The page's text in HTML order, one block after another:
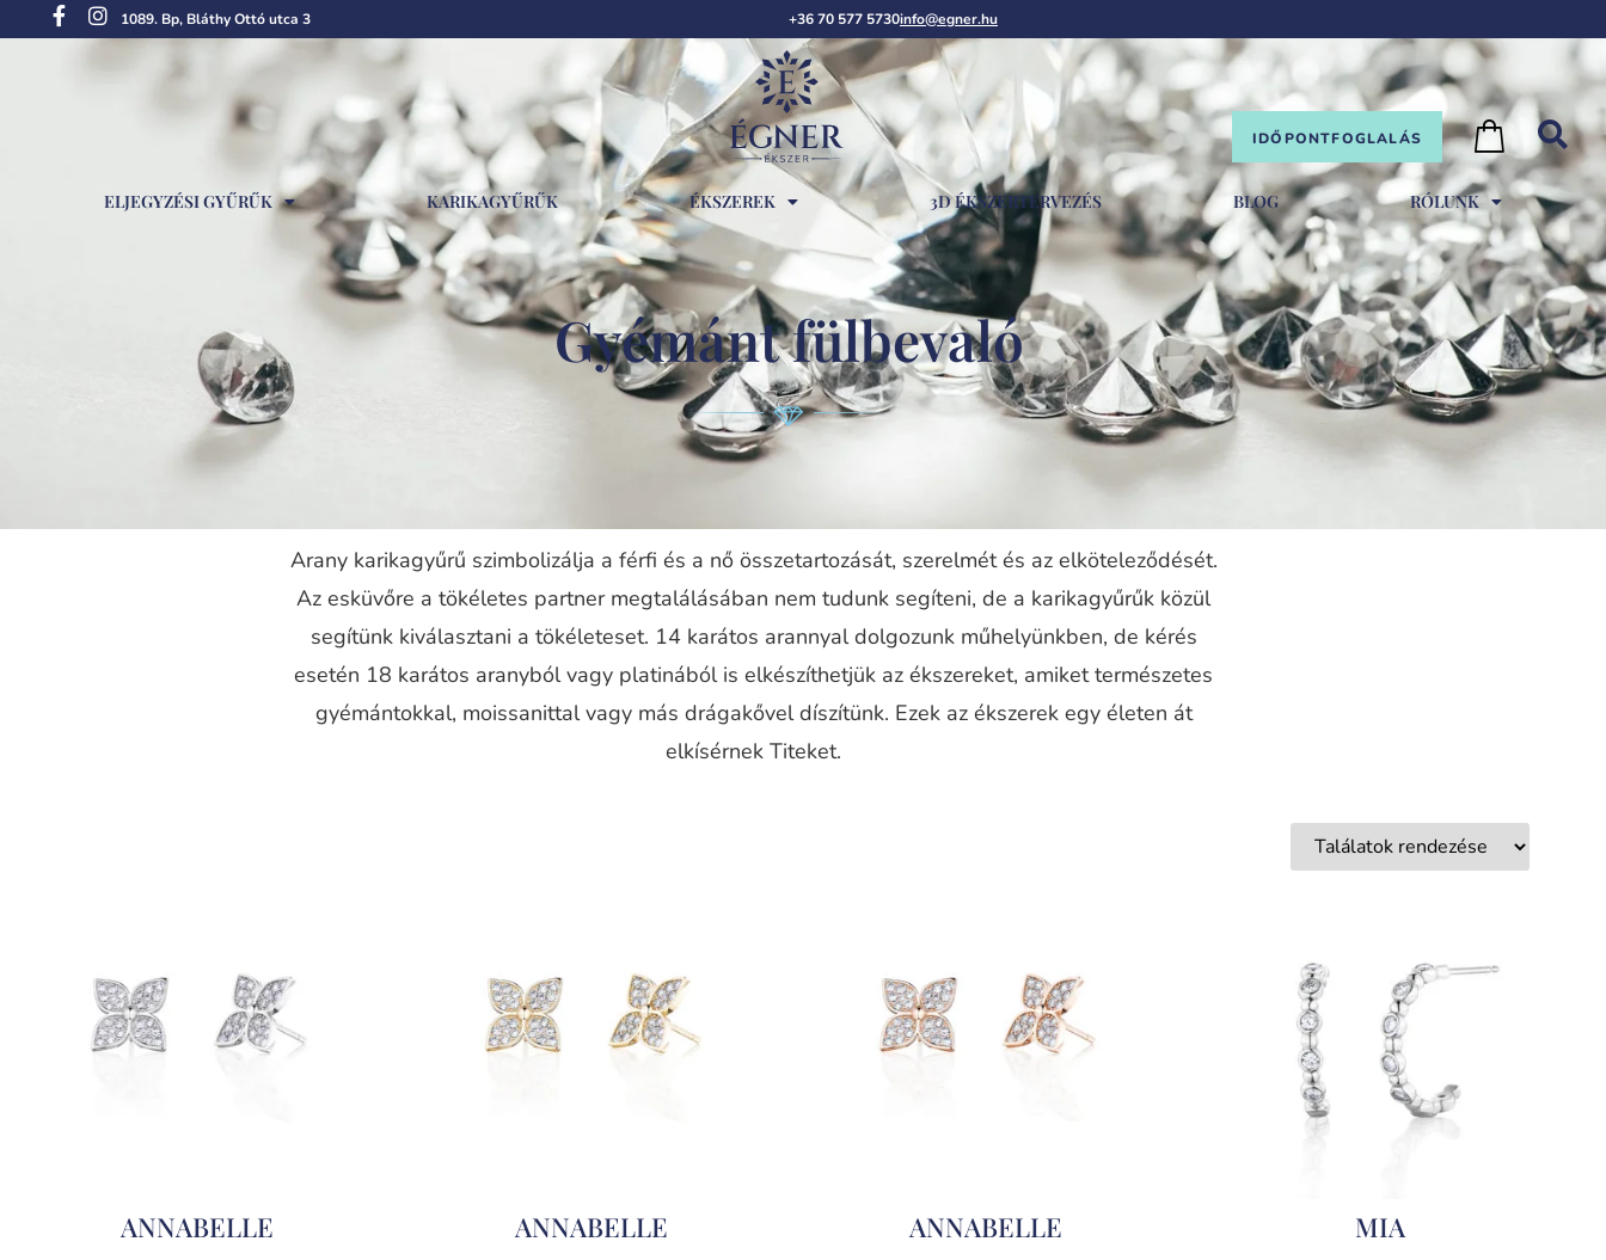
1089. Bp, Bláthy Ottó utca 3 +36 70 577 5730info@egner.hu
IDŐPONTFOGLALÁS
ELJEGYZÉSI GYŰRŰK KARIKAGYŰRŰK ÉKSZEREK 3D ÉKSZERTERVEZÉS BLOG RÓLUNK
Gyémánt fülbevaló
Arany karikagyűrű szimbolizálja a férfi és a nő összetartozását, szerelmét és az elköteleződését.
Az esküvőre a tökéletes partner megtalálásában nem tudunk segíteni, de a karikagyűrűk közül
segítünk kiválasztani a tökéleteset. 14 karátos arannyal dolgozunk műhelyünkben, de kérés
esetén 18 karátos aranyból vagy platinából is elkészíthetjük az ékszereket, amiket természetes
gyémántokkal, moissanittal vagy más drágakővel díszítünk. Ezek az ékszerek egy életen át
elkísérnek Titeket.
ANNABELLE ANNABELLE ANNABELLE MIA